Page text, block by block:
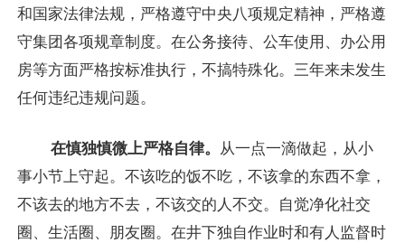
和国家法律法规，严格遵守中央八项规定精神，严格遵
守集团各项规章制度。在公务接待、公车使用、办公用
房等方面严格按标准执行，不搞特殊化。三年来未发生
任何违纪违规问题。
在慎独慎微上严格自律。 从一点一滴做起，从小
事小节上守起。不该吃的饭不吃，不该拿的东西不拿，
不该去的地方不去，不该交的人不交。自觉净化社交
圈、生活圈、朋友圈。在井下独自作业时和有人监督时